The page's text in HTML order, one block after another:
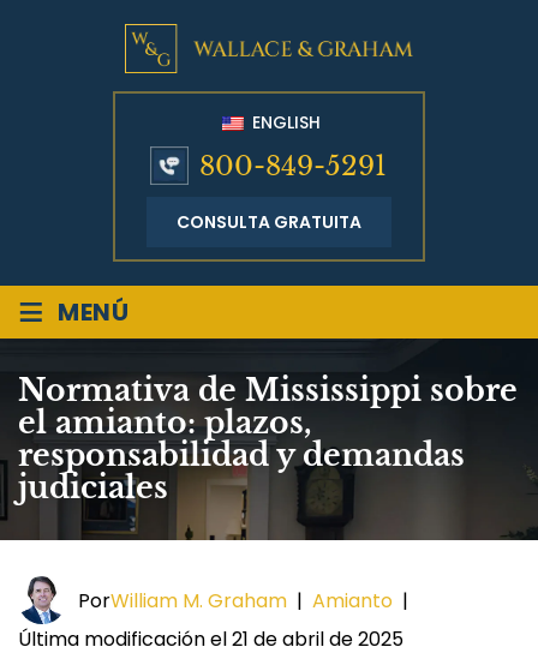
ENGLISH
800-849-5291
CONSULTA GRATUITA
≡ MENÚ
Normativa de Mississippi sobre
el amianto: plazos,
responsabilidad y demandas
judiciales
PorWilliam M. Graham | Amianto |
Última modificación el 21 de abril de 2025